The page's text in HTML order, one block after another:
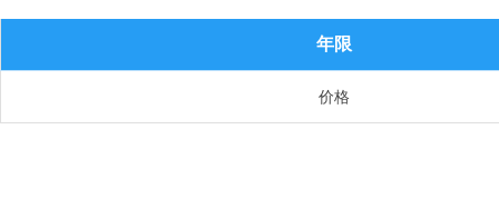
年限
价格